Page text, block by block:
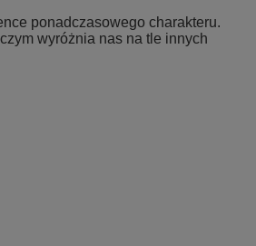
ponadczasowego charakteru.
wyróżnia nas na tle innych